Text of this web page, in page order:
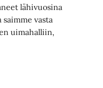
lähivuosina
vasta
uimahalliin,